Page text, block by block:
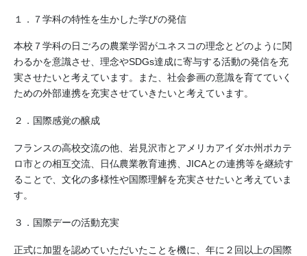
１．７学科の特性を生かした学びの発信
本校７学科の日ごろの農業学習がユネスコの理念とどのように関
わるかを意識させ、理念やSDGs達成に寄与する活動の発信を充
実させたいと考えています。また、社会参画の意識を育てていく
ための外部連携を充実させていきたいと考えています。
２．国際感覚の醸成
フランスの高校交流の他、岩見沢市とアメリカアイダホ州ポカテ
ロ市との相互交流、日仏農業教育連携、JICAとの連携等を継続す
ることで、文化の多様性や国際理解を充実させたいと考えていま
す。
３．国際デーの活動充実
正式に加盟を認めていただいたことを機に、年に２回以上の国際